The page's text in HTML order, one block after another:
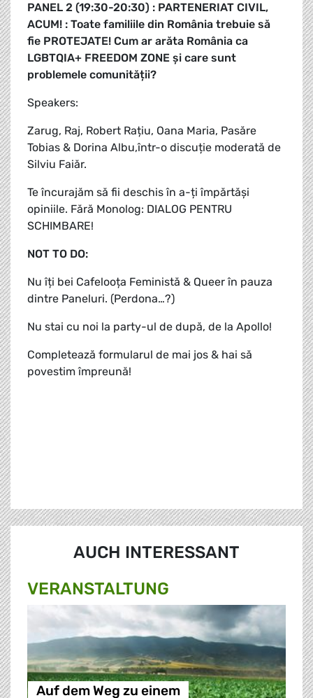
PANEL 2 (19:30-20:30) : PARTENERIAT CIVIL,
ACUM! : Toate familiile din România trebuie să
fie PROTEJATE! Cum ar arăta România ca
LGBTQIA+ FREEDOM ZONE și care sunt
problemele comunității?
Speakers:
Zarug, Raj, Robert Rațiu, Oana Maria, Pasăre
Tobias & Dorina Albu,într-o discuție moderată de
Silviu Faiăr.
Te încurajăm să fii deschis în a-ți împărtăși
opiniile. Fără Monolog: DIALOG PENTRU
SCHIMBARE!
NOT TO DO:
Nu îți bei Cafelooța Feministă & Queer în pauza
dintre Paneluri. (Perdona…?)
Nu stai cu noi la party-ul de după, de la Apollo!
Completează formularul de mai jos & hai să
povestim împreună!
AUCH INTERESSANT
VERANSTALTUNG
Auf dem Weg zu einem